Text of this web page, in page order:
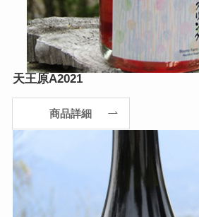
天王原A2021
商品詳細